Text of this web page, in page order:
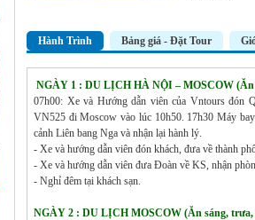
Hành Trình Bảng giá - Đặt Tour
NGÀY 1 : DU LỊCH HÀ NỘI – MOSCOW
07h00: Xe và Hướng dẫn viên của Vntours đón
VN525 đi Moscow vào lúc 10h50. 17h30 Máy
cảnh Liên bang Nga và nhận lại hành lý.
- Xe và hướng dẫn viên đón khách, đưa về thành
- Xe và hướng dẫn viên đưa Đoàn về KS, nhận
- Nghỉ đêm tại khách sạn.
NGÀY 2 : DU LỊCH MOSCOW (Ăn sáng,